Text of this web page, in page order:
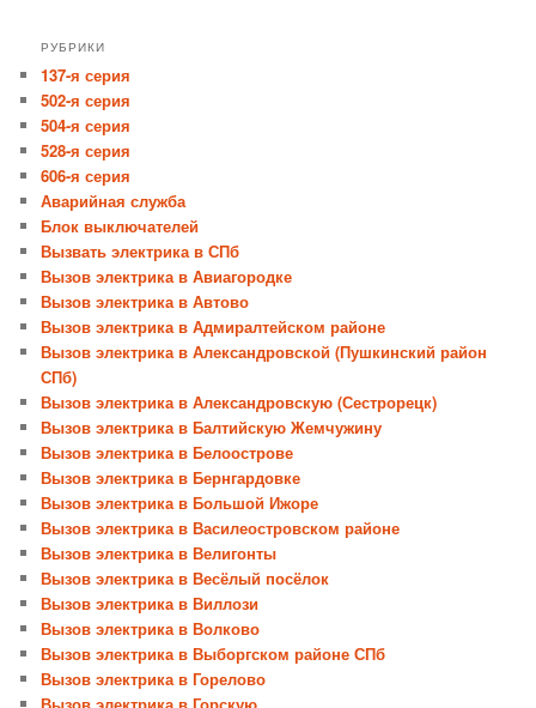
РУБРИКИ
137-я серия
502-я серия
504-я серия
528-я серия
606-я серия
Аварийная служба
Блок выключателей
Вызвать электрика в СПб
Вызов электрика в Авиагородке
Вызов электрика в Автово
Вызов электрика в Адмиралтейском районе
Вызов электрика в Александровской (Пушкинский район
СПб)
Вызов электрика в Александровскую (Сестрорецк)
Вызов электрика в Балтийскую Жемчужину
Вызов электрика в Белоострове
Вызов электрика в Бернгардовке
Вызов электрика в Большой Ижоре
Вызов электрика в Василеостровском районе
Вызов электрика в Велигонты
Вызов электрика в Весёлый посёлок
Вызов электрика в Виллози
Вызов электрика в Волково
Вызов электрика в Выборгском районе СПб
Вызов электрика в Горелово